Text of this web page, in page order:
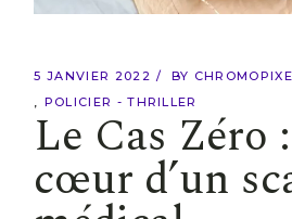
5 JANVIER 2022 BY
POLICIER - THRILLER
Le Cas Zéro
cœur d’un